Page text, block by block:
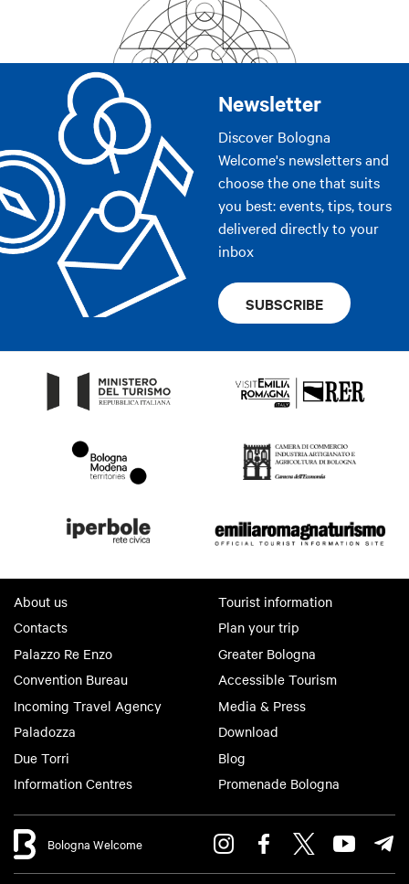
Newsletter
Discover Bologna
Welcome's newsletters and
choose the one that suits
you best: events, tips, tours
delivered directly to your
inbox
SUBSCRIBE
About us
Contacts
Palazzo Re Enzo
Convention Bureau
Incoming Travel Agency
Paladozza
Due Torri
Information Centres
Tourist information
Plan your trip
Greater Bologna
Accessible Tourism
Media & Press
Download
Blog
Promenade Bologna
Bologna Welcome